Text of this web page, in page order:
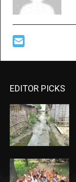
EDITOR PICKS